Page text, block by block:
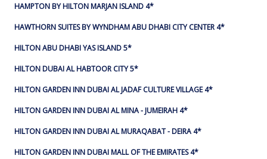
HAMPTON BY HILTON MARJAN ISLAND 4*
HAWTHORN SUITES BY WYNDHAM ABU DHABI CITY CENTER 4*
HILTON ABU DHABI YAS ISLAND 5*
HILTON DUBAI AL HABTOOR CITY 5*
HILTON GARDEN INN DUBAI AL JADAF CULTURE VILLAGE 4*
HILTON GARDEN INN DUBAI AL MINA - JUMEIRAH 4*
HILTON GARDEN INN DUBAI AL MURAQABAT - DEIRA 4*
HILTON GARDEN INN DUBAI MALL OF THE EMIRATES 4*